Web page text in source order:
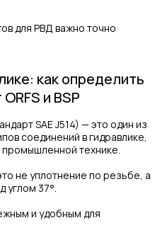
для РВД важно точно
как определить
и BSP
SAE J514) — это один из
соединений в гидравлике,
технике.
не уплотнение по резьбе, а
углом 37°.
и удобным для